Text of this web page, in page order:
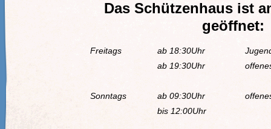
Das Schützenhaus ist
geöffnet:
Freitags ab 18:30Uhr
ab 19:30Uhr
Sonntags ab 09:30Uhr
bis 12:00Uhr